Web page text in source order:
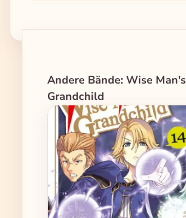
Produktgalerie überspringen
Andere Bände: Wise Man's
Grandchild